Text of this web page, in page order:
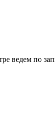
ведем по